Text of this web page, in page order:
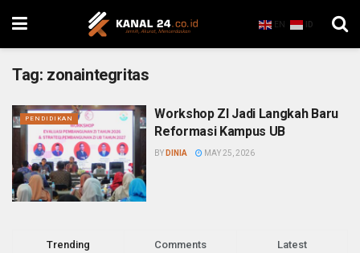
EN ID
Tag: zonaintegritas
PENDIDIKAN
Workshop ZI Jadi Langkah Baru
Reformasi Kampus UB
BY DINIA MAY 25, 2026
Trending Comments Latest